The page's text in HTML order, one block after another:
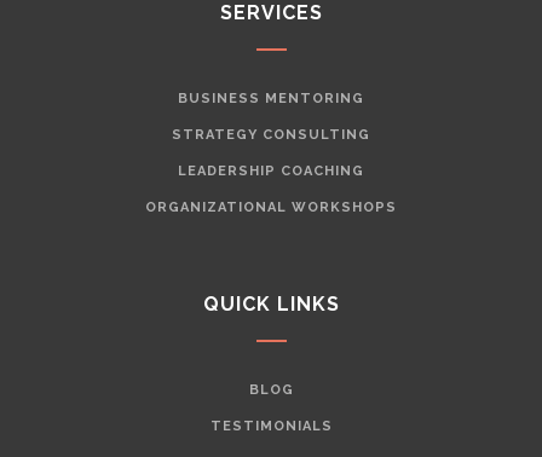
SERVICES
BUSINESS MENTORING
STRATEGY CONSULTING
LEADERSHIP COACHING
ORGANIZATIONAL WORKSHOPS
QUICK LINKS
BLOG
TESTIMONIALS